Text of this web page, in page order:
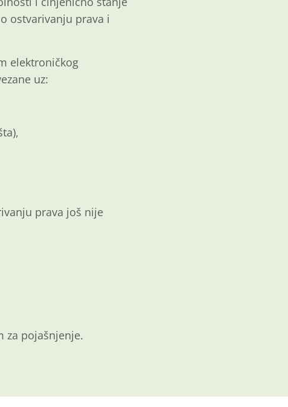
ostvarivanju prava i
elektroničkog
uz:
prava još nije
za pojašnjenje.